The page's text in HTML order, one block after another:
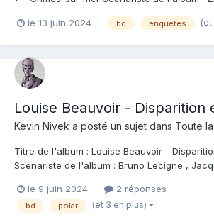
Editeur de l'album : Le Lombard Note :
le 13 juin 2024 bd enquêtes (et
Louise Beauvoir - Disparition
Kevin Nivek a posté un sujet dans Toute
Titre de l'album : Louise Beauvoir -
Scenariste de l'album : Bruno Lecigne ,
Editeur de l'album : Les humanoides
l'album : Dans un petit hameau...
le 9 juin 2024 2 réponses
bd polar (et 3 en plus)